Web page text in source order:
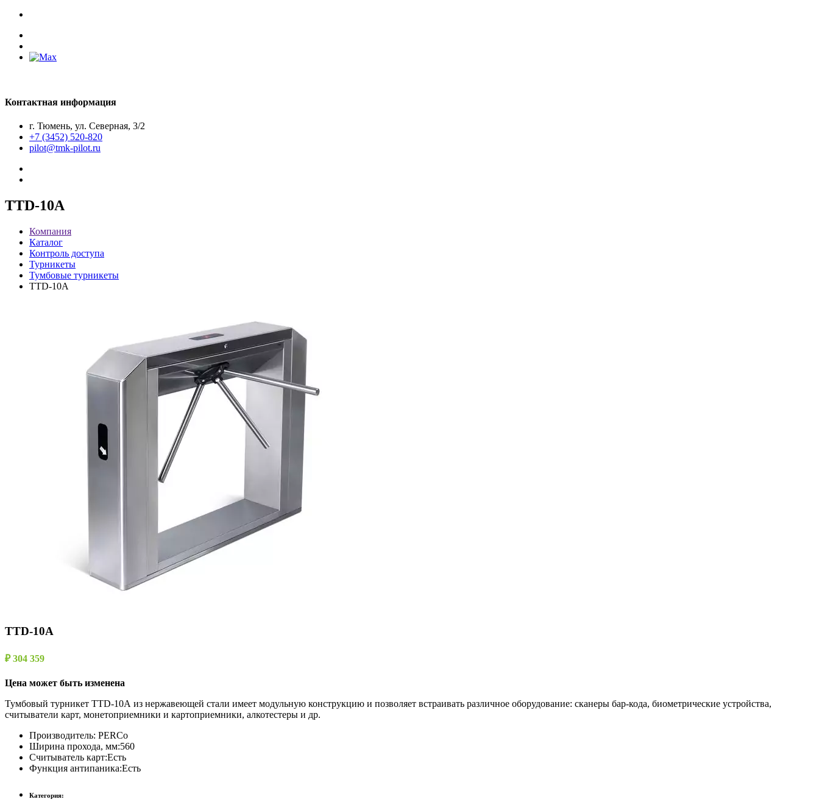
Контактная информация
г. Тюмень, ул. Северная, 3/2
+7 (3452) 520-820
pilot@tmk-pilot.ru
TTD-10A
Компания
Каталог
Контроль доступа
Турникеты
Тумбовые турникеты
TTD-10A
TTD-10A
₽ 304 359
Цена может быть изменена
Тумбовый турникет TTD-10А из нержавеющей стали имеет модульную конструкцию и позволяет встраивать различное оборудование: сканеры бар-кода, биометрические устройства,
считыватели карт, монетоприемники и картоприемники, алкотестеры и др.
Производитель: PERCo
Ширина прохода, мм:560
Считыватель карт:Есть
Функция антипаника:Есть
Категория: